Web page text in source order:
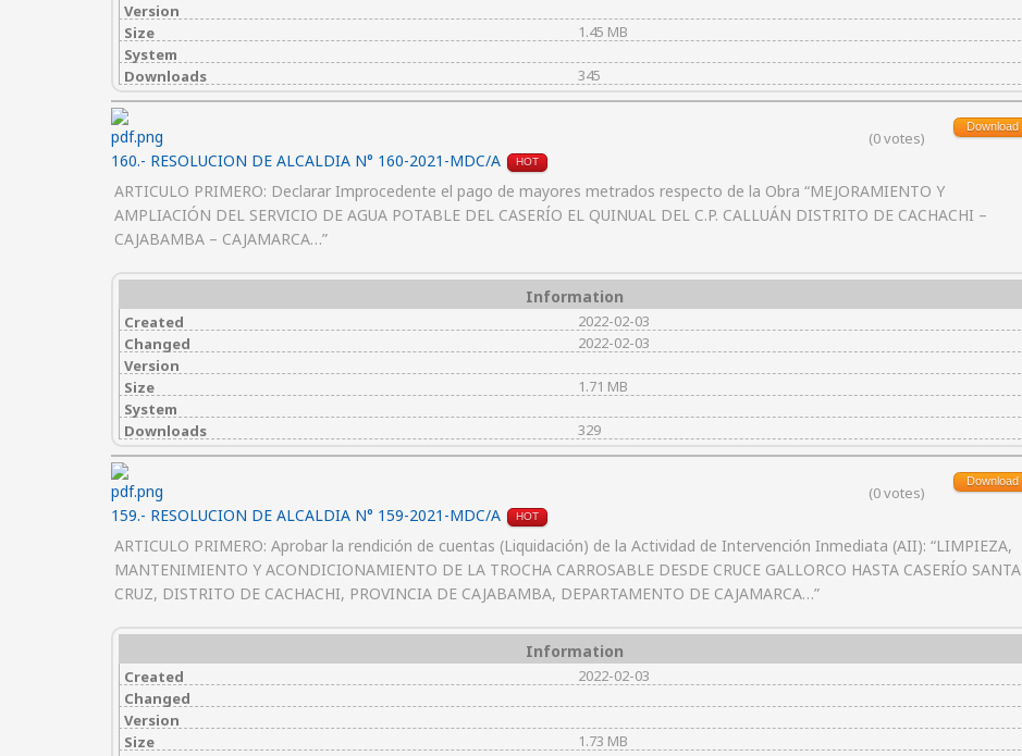
Version
Size
1.45 MB
System
Downloads
345
160.- RESOLUCION DE ALCALDIA N° 160-2021-MDC/A HOT
Download
(0 votes)
ARTICULO PRIMERO: Declarar Improcedente el pago de mayores metrados respecto de la Obra “MEJORAMIENTO Y
AMPLIACIÓN DEL SERVICIO DE AGUA POTABLE DEL CASERÍO EL QUINUAL DEL C.P. CALLUÁN DISTRITO DE CACHACHI –
CAJABAMBA – CAJAMARCA…”
Information
Created
2022-02-03
Changed
2022-02-03
Version
Size
1.71 MB
System
Downloads
329
159.- RESOLUCION DE ALCALDIA N° 159-2021-MDC/A HOT
Download
(0 votes)
ARTICULO PRIMERO: Aprobar la rendición de cuentas (Liquidación) de la Actividad de Intervención Inmediata (AII): “LIMPIEZA,
MANTENIMIENTO Y ACONDICIONAMIENTO DE LA TROCHA CARROSABLE DESDE CRUCE GALLORCO HASTA CASERÍO SANTA
CRUZ, DISTRITO DE CACHACHI, PROVINCIA DE CAJABAMBA, DEPARTAMENTO DE CAJAMARCA…”
Information
Created
2022-02-03
Changed
Version
Size
1.73 MB